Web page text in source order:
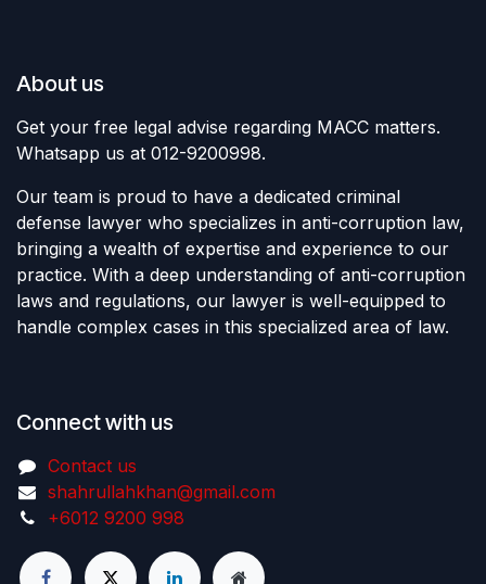
About us
Get your free legal advise regarding MACC matters.
Whatsapp us at 012-9200998.
Our team is proud to have a dedicated criminal
defense lawyer who specializes in anti-corruption law,
bringing a wealth of expertise and experience to our
practice. With a deep understanding of anti-corruption
laws and regulations, our lawyer is well-equipped to
handle complex cases in this specialized area of law.
Connect with us
Contact us
shahrullahkhan@gmail.com
+6012 9200 998